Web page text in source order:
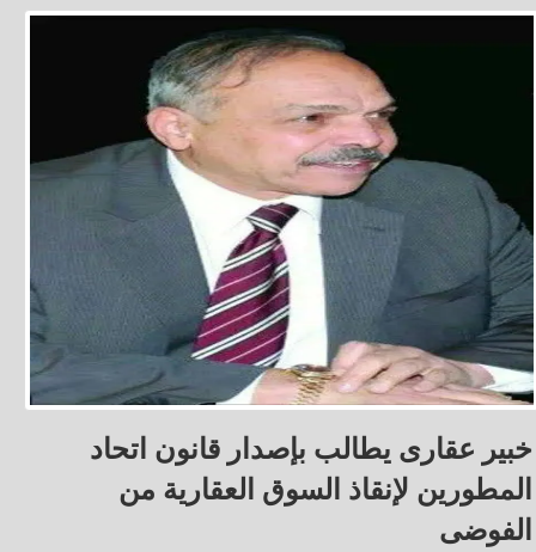
خبير عقارى يطالب بإصدار قانون اتحاد
المطورين لإنقاذ السوق العقارية من
الفوضى